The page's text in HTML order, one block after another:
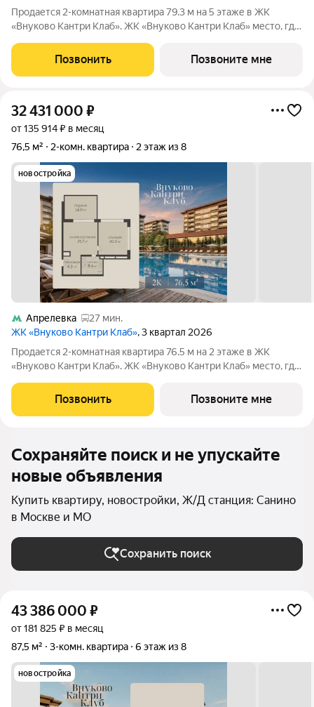
Продается 2-комнатная квартира 79.3 м на 5 этаже в ЖК
«Внуково Кантри Клаб». ЖК «Внуково Кантри Клаб» место, где
современного мегаполиса. Пространство, созданное для тех,
кто ценит уединение,
Позвонить Позвоните мне
32 431 000 ₽
от 135 914 ₽ в месяц
76,5 м²
2-комн. квартира 2 этаж из 8
новостройка
Апрелевка
27 мин.
ЖК «Внуково Кантри Клаб», 3 квартал 2026
Продается 2-комнатная квартира 76.5 м на 2 этаже в ЖК
«Внуково Кантри Клаб». ЖК «Внуково Кантри Клаб» место, где
современного мегаполиса. Пространство, созданное для тех,
кто ценит уединение,
Позвонить Позвоните мне
Сохраняйте поиск и не упускайте
новые объявления
Купить квартиру, новостройки, Ж/Д станция: Санино
в Москве и МО
Сохранить поиск
43 386 000 ₽
от 181 825 ₽ в месяц
87,5 м²
3-комн. квартира 6 этаж из 8
новостройка